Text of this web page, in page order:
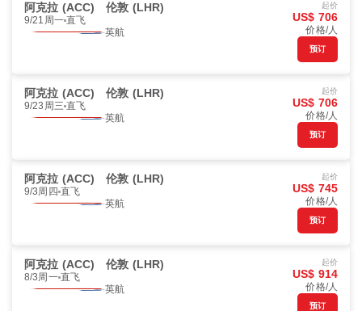
阿克拉 (ACC) 伦敦 (LHR)
9/21周一 直飞
英航
起价
US$ 706
价格/人
预订
阿克拉 (ACC) 伦敦 (LHR)
9/23周三 直飞
英航
起价
US$ 706
价格/人
预订
阿克拉 (ACC) 伦敦 (LHR)
9/3周四 直飞
英航
起价
US$ 745
价格/人
预订
阿克拉 (ACC) 伦敦 (LHR)
8/3周一 直飞
英航
起价
US$ 914
价格/人
预订